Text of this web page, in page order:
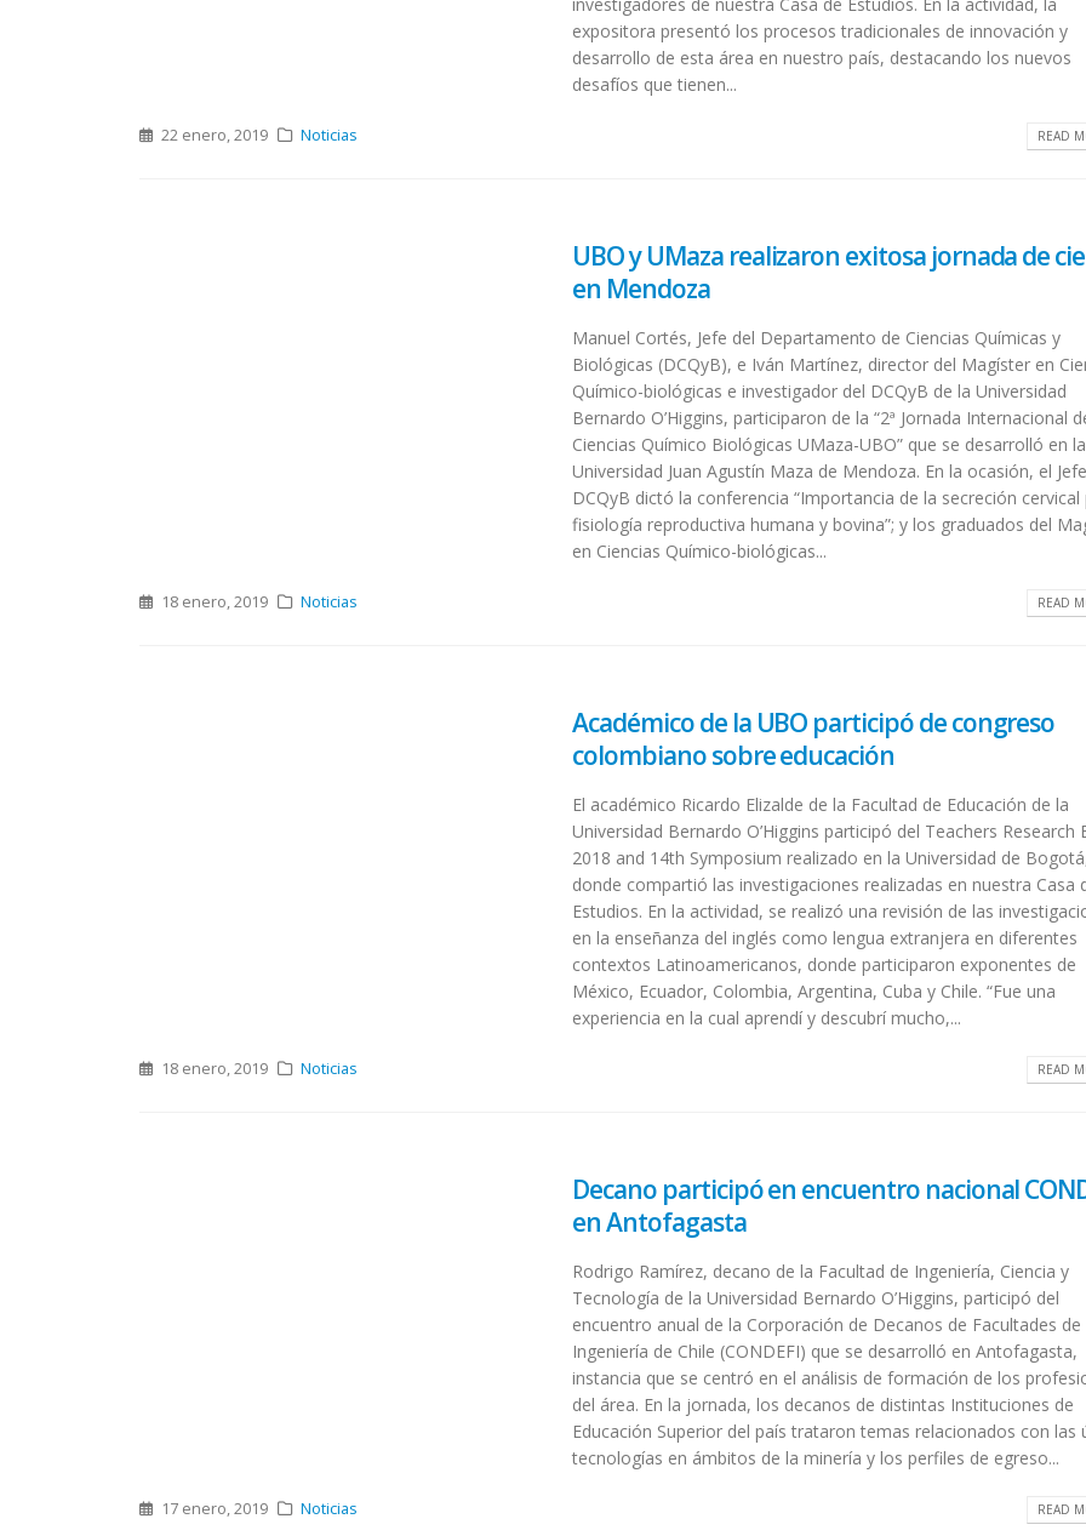
expositora presentó los procesos tradicionales de innovación y
desarrollo de esta área en nuestro país, destacando los nuevos
desafíos que tienen...
22 enero, 2019 Noticias READ
UBO y UMaza realizaron exitosa jornada de
en Mendoza
Manuel Cortés, Jefe del Departamento de Ciencias Químicas y
Biológicas (DCQyB), e Iván Martínez, director del Magíster en
Químico-biológicas e investigador del DCQyB de la Universidad
Bernardo O’Higgins, participaron de la “2ª Jornada Internacional
Ciencias Químico Biológicas UMaza-UBO” que se desarrolló en la
Universidad Juan Agustín Maza de Mendoza. En la ocasión, el
DCQyB dictó la conferencia “Importancia de la secreción cervical
fisiología reproductiva humana y bovina”; y los graduados del
en Ciencias Químico-biológicas...
18 enero, 2019 Noticias READ
Académico de la UBO participó de congreso
colombiano sobre educación
El académico Ricardo Elizalde de la Facultad de Educación de la
Universidad Bernardo O’Higgins participó del Teachers Research
2018 and 14th Symposium realizado en la Universidad de
donde compartió las investigaciones realizadas en nuestra Casa
Estudios. En la actividad, se realizó una revisión de las
en la enseñanza del inglés como lengua extranjera en diferentes
contextos Latinoamericanos, donde participaron exponentes de
México, Ecuador, Colombia, Argentina, Cuba y Chile. “Fue una
experiencia en la cual aprendí y descubrí mucho,...
18 enero, 2019 Noticias READ
Decano participó en encuentro nacional
en Antofagasta
Rodrigo Ramírez, decano de la Facultad de Ingeniería, Ciencia y
Tecnología de la Universidad Bernardo O’Higgins, participó del
encuentro anual de la Corporación de Decanos de Facultades de
Ingeniería de Chile (CONDEFI) que se desarrolló en Antofagasta,
instancia que se centró en el análisis de formación de los
del área. En la jornada, los decanos de distintas Instituciones de
Educación Superior del país trataron temas relacionados con las
tecnologías en ámbitos de la minería y los perfiles de egreso...
17 enero, 2019 Noticias READ